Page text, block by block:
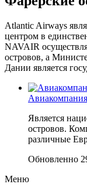
Atlantic Airways
центром в
NAVAIR
островов, а
Дании является
Является
островов.
различные
Обновленно
Меню